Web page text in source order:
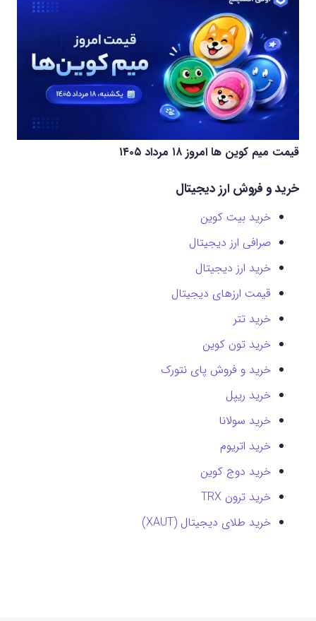
قیمت میم کوین‌ ها امروز ۱۸ مرداد ۱۴۰۵
خرید و فروش ارز دیجیتال
خرید بیت کوین
صرافی ارز دیجیتال
خرید ارز دیجیتال
قیمت ارزهای دیجیتال
خرید تتر
خرید تون کوین
خرید و فروش پای نتورک
خرید ریپل
خرید سولانا
خرید اتریوم
خرید دوج کوین
خرید ترون TRX
خرید طلای دیجیتال (XAUT)